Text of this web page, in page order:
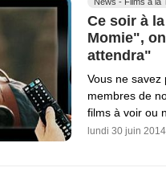
Ce soir à
Momie",
attendra"
Vous ne
membres de
films à voir ou
lundi 30 juin 2014